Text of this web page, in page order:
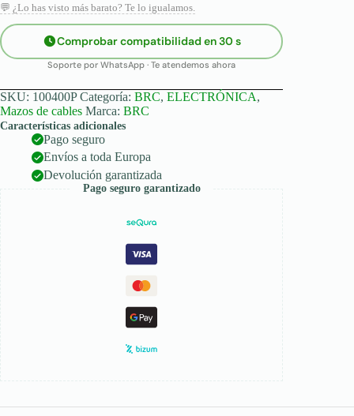
💬 ¿Lo has visto más barato? Te lo igualamos.
Comprobar compatibilidad en 30 s
Soporte por WhatsApp · Te atendemos ahora
SKU: 100400P Categoría: BRC, ELECTRÓNICA,
Mazos de cables Marca: BRC
Características adicionales
Pago seguro
Envíos a toda Europa
Devolución garantizada
Pago seguro garantizado